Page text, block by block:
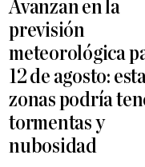
Avanzan en la
previsión
meteorológica
12 de agosto:
zonas podría
tormentas y
nubosidad